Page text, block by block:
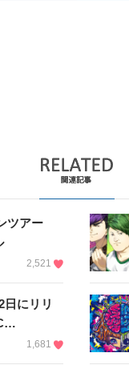
ツアー
2,521
日にリリ
1,681